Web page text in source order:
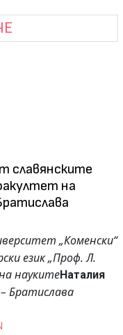
славянските
на
„Коменски“
език „Проф. Л.
наукитеНаталия
Братислава